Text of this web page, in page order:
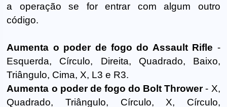
a operação se for entrar com algum outro
código.
Aumenta o poder de fogo do Assault Rifle -
Esquerda, Círculo, Direita, Quadrado, Baixo,
Triângulo, Cima, X, L3 e R3.
Aumenta o poder de fogo do Bolt Thrower- X,
Quadrado, Triângulo, Círculo, X, Círculo,